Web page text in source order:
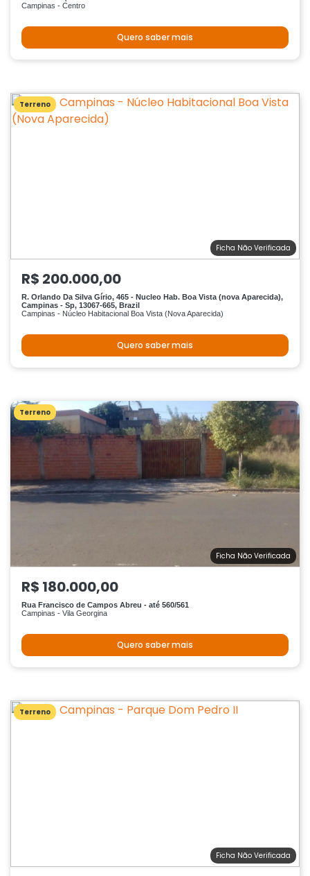
Campinas - Centro
Quero saber mais
Terreno
Ficha Não Verificada
R$ 200.000,00
R. Orlando Da Silva Gírio, 465 - Nucleo Hab. Boa Vista (nova Aparecida),
Campinas - Sp, 13067-665, Brazil
Campinas - Núcleo Habitacional Boa Vista (Nova Aparecida)
Quero saber mais
Terreno
Ficha Não Verificada
R$ 180.000,00
Rua Francisco de Campos Abreu - até 560/561
Campinas - Vila Georgina
Quero saber mais
Terreno
Ficha Não Verificada